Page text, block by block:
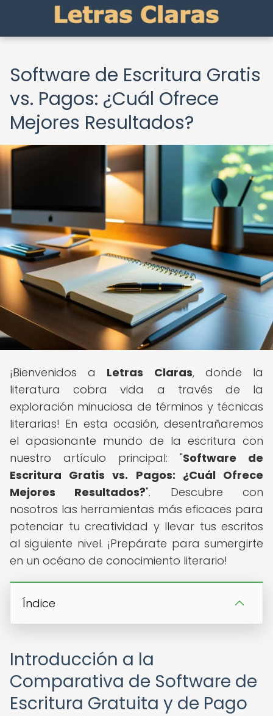
Software de Escritura Gratis
vs. Pagos: ¿Cuál Ofrece
Mejores Resultados?
¡Bienvenidos a Letras Claras, donde la
literatura cobra vida a través de la
exploración minuciosa de términos y técnicas
literarias! En esta ocasión, desentrañaremos
el apasionante mundo de la escritura con
nuestro artículo principal: "Software de
Escritura Gratis vs. Pagos: ¿Cuál Ofrece
Mejores Resultados?". Descubre con
nosotros las herramientas más eficaces para
potenciar tu creatividad y llevar tus escritos
al siguiente nivel. ¡Prepárate para sumergirte
en un océano de conocimiento literario!
Índice
Introducción a la
Comparativa de Software de
Escritura Gratuita y de Pago